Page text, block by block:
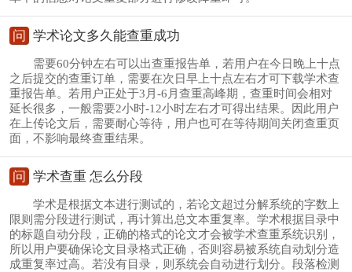
问 学术论文多久能查重成功
需要60分钟左右可以出查重报告单，若用户在今日晚上十点
之后提交的查重订单，需要在次日早上十点左右才可下载学术查
重报告单。若用户正处于3月-6月查重高峰期，查重时间会相对
延长很多，一般需要2小时-12小时左右才可得出结果。因此用户
在上传论文后，需要耐心等待，用户也可在等待期间关闭查重页
面，不影响最终查重结果。
问 学术查重 怎么分段
学术是根据文本进行测试的，若论文超过分解系统的字数上
限则需分段进行测试，再计算出总文本重复率。学术根据目录中
的标题自动分段，正确的格式的论文才会被学术查重系统识别，
所以用户要确保论文目录格式正确，否则容易被系统自动划分造
成重复率过高。若没有目录，则系统会自动进行划分。段落检测